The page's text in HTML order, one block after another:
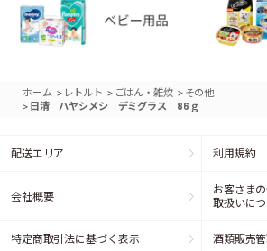
ホーム > レトルト > ごはん・雑炊 > その他
> 日清 ハヤシメシ デミグラス 86ｇ
配送エリア 利用規約
会社概要
お客さま
取扱いに
特定商取引法に基づく表示 酒類販売